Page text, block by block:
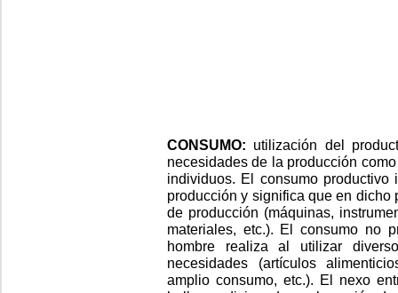
CONSUMO: utilización del
necesidades de la producción
individuos. El consumo productivo
producción y significa que en
de producción (máquinas,
materiales, etc.). El consumo no
hombre realiza al utilizar
necesidades (artículos
amplio consumo, etc.). El nexo